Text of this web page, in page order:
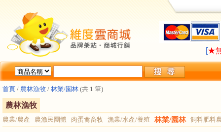
[★
首頁 / 農林漁牧 / 林業/園林 (共 1 筆)
農林漁牧
農業/農產 農漁民團體 肉蛋禽畜牧 漁業/水產/養殖 林業/園林 飼料肥料